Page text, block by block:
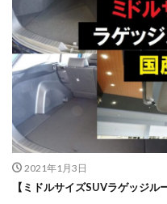
2021年1月3日
【ミドルサイズSUVラゲッジ